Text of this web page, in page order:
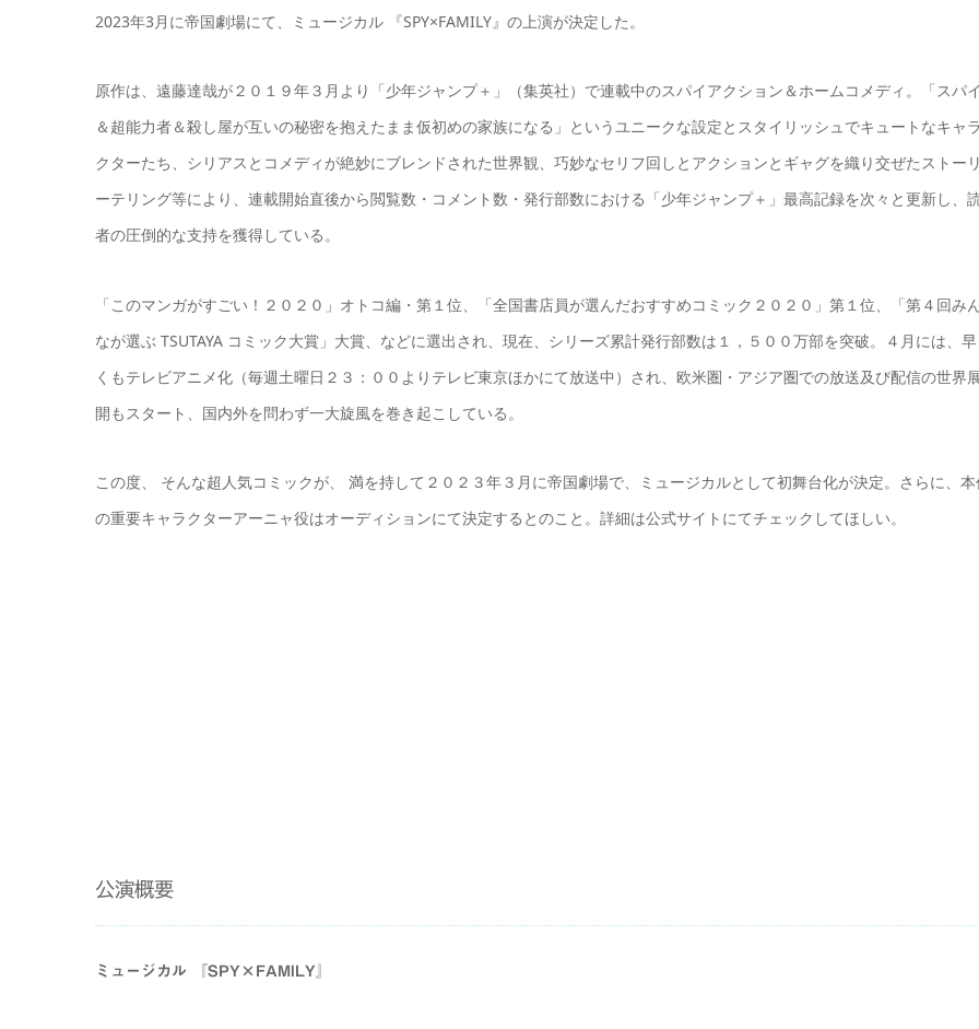
2023年3月に帝国劇場にて、ミュージカル 『SPY×FAMILY』の上演が決定した。
原作は、遠藤達哉が２０１９年３月より「少年ジャンプ＋」（集英社）で連載中のスパイアクション＆ホームコメディ。「スパ
＆超能力者＆殺し屋が互いの秘密を抱えたまま仮初めの家族になる」というユニークな設定とスタイリッシュでキュートなキャ
クターたち、シリアスとコメディが絶妙にブレンドされた世界観、巧妙なセリフ回しとアクションとギャグを織り交ぜたストー
ーテリング等により、連載開始直後から閲覧数・コメント数・発行部数における「少年ジャンプ＋」最高記録を次々と更新し、
者の圧倒的な支持を獲得している。
「このマンガがすごい！２０２０」オトコ編・第１位、「全国書店員が選んだおすすめコミック２０２０」第１位、「第４回み
なが選ぶ TSUTAYA コミック大賞」大賞、などに選出され、現在、シリーズ累計発行部数は１，５００万部を突破。４月には、早
くもテレビアニメ化（毎週土曜日２３：００よりテレビ東京ほかにて放送中）され、欧米圏・アジア圏での放送及び配信の世界
開もスタート、国内外を問わず一大旋風を巻き起こしている。
この度、 そんな超人気コミックが、 満を持して２０２３年３月に帝国劇場で、ミュージカルとして初舞台化が決定。さらに、
の重要キャラクターアーニャ役はオーディションにて決定するとのこと。詳細は公式サイトにてチェックしてほしい。
公演概要
ミュージカル 『SPY×FAMILY』